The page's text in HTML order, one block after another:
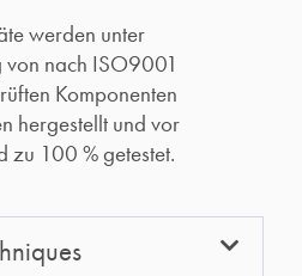
werden unter
nach ISO9001
Komponenten
hergestellt und vor
zu 100 % getestet.